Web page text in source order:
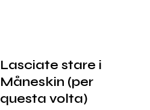
Lasciate stare i
Måneskin (per
questa volta)